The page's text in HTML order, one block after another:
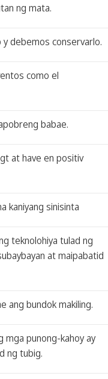
ng mata.
debemos conservarlo.
como el
babae.
at have en positiv
kaniyang sinisinta
teknolohiya tulad ng
at maipabatid
ang bundok makiling.
mga punong-kahoy ay
ng tubig.